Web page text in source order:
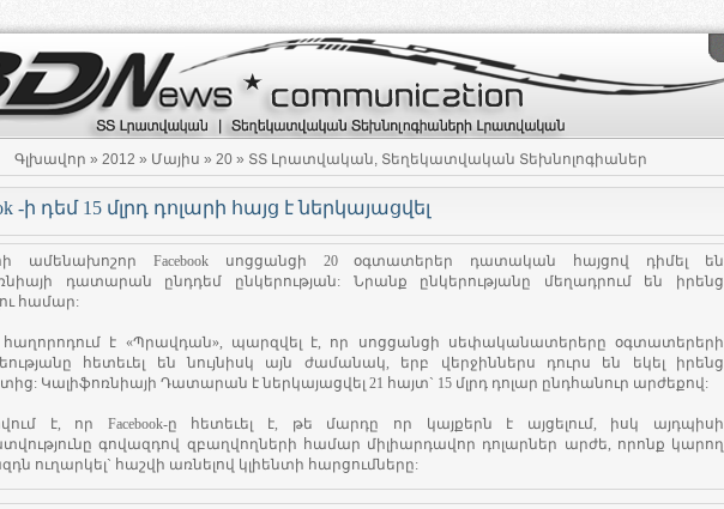
Գլխավոր » 2012 » Մայիս » 20 » ՏՏ Լրատվական, Տեղեկատվական Տեխնոլոգիաներ
-ի դեմ 15 մլրդ դոլարի հայց է ներկայացվել
ամենախոշոր Facebook սոցցանցի 20 օգտատերեր դատական հայցով դիմել են
դատարան ընդդեմ ընկերության: Նրանք ընկերությանը մեղադրում են իրենց
համար:
հաղորոդում է «Պրավդան», պարզվել է, որ սոցցանցի սեփականատերերը օգտատերերի
հետեւել են նույնիսկ այն ժամանակ, երբ վերջիններս դուրս են եկել իրենց
Կալիֆոռնիայի Դատարան է ներկայացվել 21 հայտ` 15 մլրդ դոլար ընդհանուր արժեքով:
է, որ Facebook-ը հետեւել է, թե մարդը որ կայքերն է այցելում, իսկ այդպիսի
գովազդով զբաղվողների համար միլիարդավոր դոլարներ արժե, որոնք կարող
ուղարկել` հաշվի առնելով կլիենտի հարցումները: